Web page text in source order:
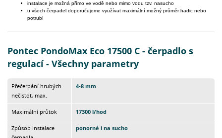
instalace je možná přímo ve vodě nebo mimo vodu tzv. nasucho
u všech čerpadel doporučujeme využívat maximální možný průměr hadic nebo
potrubí
Pontec PondoMax Eco 17500 C - čerpadlo s
regulací - Všechny parametry
Přečerpání hrubých
nečistot, max.
4-8 mm
Maximální průtok 17300 l/hod
Způsob instalace
ponorné i na sucho